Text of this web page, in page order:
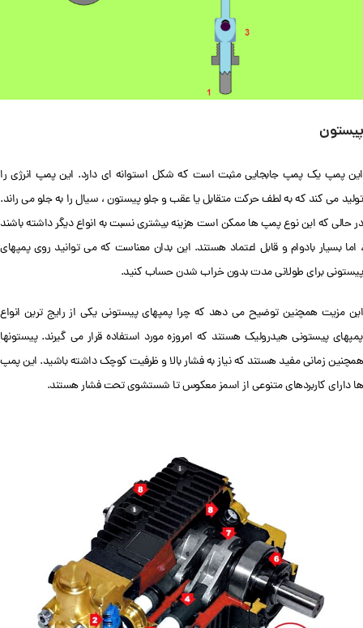
پیستون
این پمپ یک پمپ جابجایی مثبت است که شکل استوانه ای دارد. این پمپ انرژی را
تولید می کند که به لطف حرکت متقابل یا عقب و جلو پیستون ، سیال را به جلو می راند.
در حالی که این نوع پمپ ها ممکن است هزینه بیشتری نسبت به انواع دیگر داشته باشند
، اما بسیار بادوام و قابل اعتماد هستند. این بدان معناست که می توانید روی پمپهای
پیستونی برای طولانی مدت بدون خراب شدن حساب کنید.
این مزیت همچنین توضیح می دهد که چرا پمپهای پیستونی یکی از رایج ترین انواع
پمپهای پیستونی هیدرولیک هستند که امروزه مورد استفاده قرار می گیرند. پیستونها
همچنین زمانی مفید هستند که نیاز به فشار بالا و ظرفیت کوچک داشته باشید. این پمپ
ها دارای کاربردهای متنوعی از اسمز معکوس تا شستشوی تحت فشار هستند.